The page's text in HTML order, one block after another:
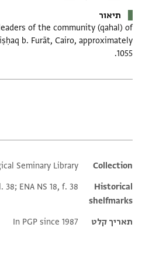
תיאור
of the community (qahal) of
b. Furāt, Cairo, approximately
1055.
Additional metadata
Collection
Seminary Library
Historical
shelfmarks
38; ENA NS 18, f. 38
תאריך קלט In PGP since 1987